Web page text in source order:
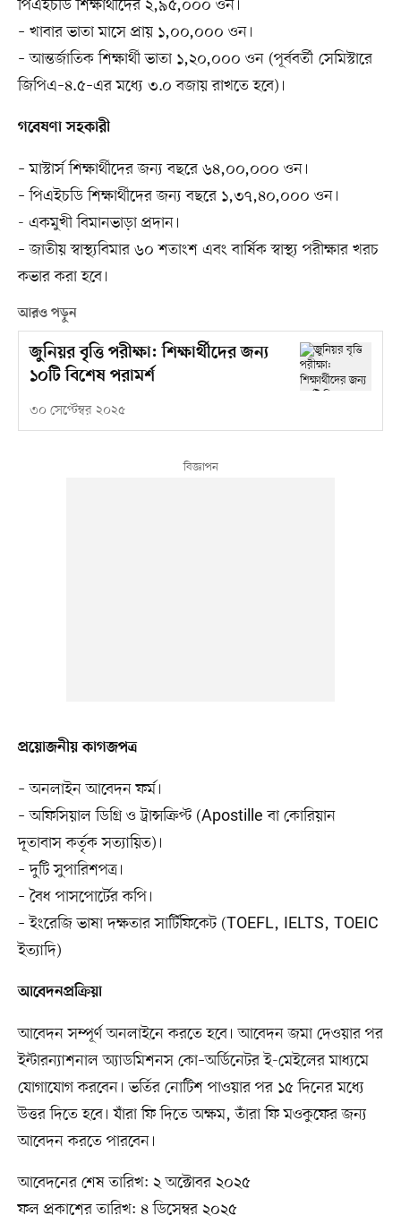
পিএইচডি শিক্ষার্থীদের ২,৯৫,০০০ ওন।
– খাবার ভাতা মাসে প্রায় ১,০০,০০০ ওন।
– আন্তর্জাতিক শিক্ষার্থী ভাতা ১,২০,০০০ ওন (পূর্ববর্তী সেমিস্টারে
জিপিএ–৪.৫–এর মধ্যে ৩.০ বজায় রাখতে হবে)।
গবেষণা সহকারী
– মাস্টার্স শিক্ষার্থীদের জন্য বছরে ৬৪,০০,০০০ ওন।
– পিএইচডি শিক্ষার্থীদের জন্য বছরে ১,৩৭,৪০,০০০ ওন।
- একমুখী বিমানভাড়া প্রদান।
– জাতীয় স্বাস্থ্যবিমার ৬০ শতাংশ এবং বার্ষিক স্বাস্থ্য পরীক্ষার খরচ
কভার করা হবে।
আরও পড়ুন
জুনিয়র বৃত্তি পরীক্ষা: শিক্ষার্থীদের জন্য
১০টি বিশেষ পরামর্শ
৩০ সেপ্টেম্বর ২০২৫
প্রয়োজনীয় কাগজপত্র
– অনলাইন আবেদন ফর্ম।
– অফিসিয়াল ডিগ্রি ও ট্রান্সক্রিপ্ট (Apostille বা কোরিয়ান
দূতাবাস কর্তৃক সত্যায়িত)।
– দুটি সুপারিশপত্র।
– বৈধ পাসপোর্টের কপি।
– ইংরেজি ভাষা দক্ষতার সার্টিফিকেট (TOEFL, IELTS, TOEIC
ইত্যাদি)
আবেদনপ্রক্রিয়া
আবেদন সম্পূর্ণ অনলাইনে করতে হবে। আবেদন জমা দেওয়ার পর
ইন্টারন্যাশনাল অ্যাডমিশনস কো–অর্ডিনেটর ই-মেইলের মাধ্যমে
যোগাযোগ করবেন। ভর্তির নোটিশ পাওয়ার পর ১৫ দিনের মধ্যে
উত্তর দিতে হবে। যাঁরা ফি দিতে অক্ষম, তাঁরা ফি মওকুফের জন্য
আবেদন করতে পারবেন।
আবেদনের শেষ তারিখ: ২ অক্টোবর ২০২৫
ফল প্রকাশের তারিখ: ৪ ডিসেম্বর ২০২৫